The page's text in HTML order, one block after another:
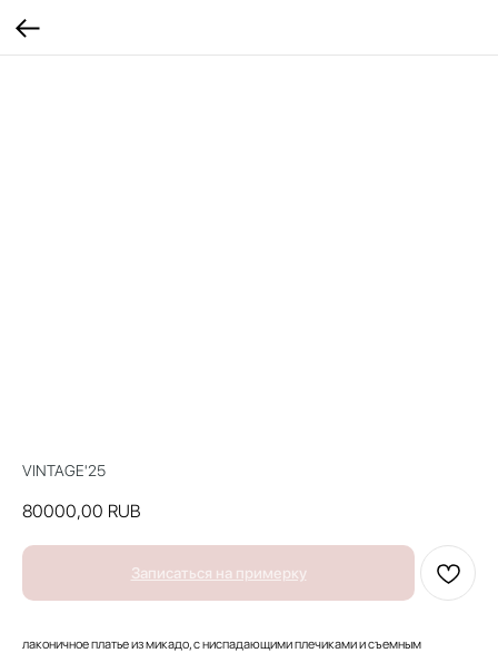
VINTAGE'25
80000,00 RUB
Записаться на примерку
лаконичное платье из микадо, с ниспадающими плечиками и съемным